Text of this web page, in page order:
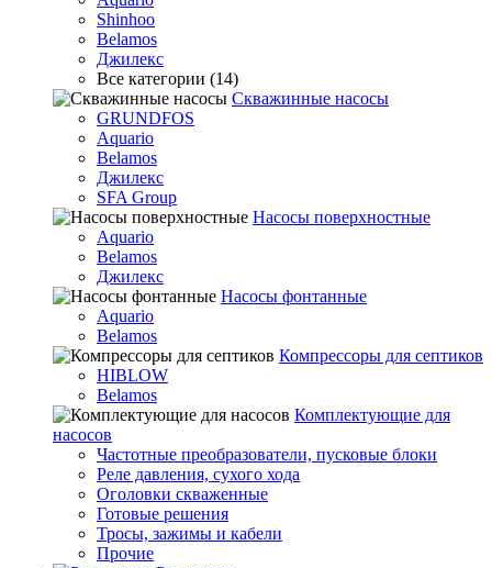
Shinhoo
Belamos
Джилекс
Все категории (14)
Скважинные насосы
GRUNDFOS
Aquario
Belamos
Джилекс
SFA Group
Насосы поверхностные
Aquario
Belamos
Джилекс
Насосы фонтанные
Aquario
Belamos
Компрессоры для септиков
HIBLOW
Belamos
Комплектующие для
насосов
Частотные преобразователи, пусковые блоки
Реле давления, сухого хода
Оголовки скваженные
Готовые решения
Тросы, зажимы и кабели
Прочие